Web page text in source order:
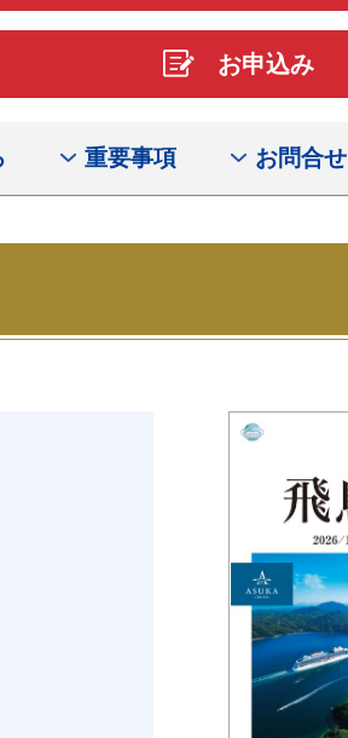
お申込み
重要事項 お問合せ